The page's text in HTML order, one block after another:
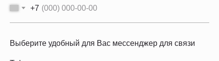
+7
Выберите удобный для Вас мессенджер для связи